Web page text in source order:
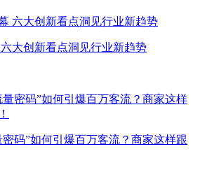
大创新看点洞见行业新趋势
码”如何引爆百万客流？商家这样跟